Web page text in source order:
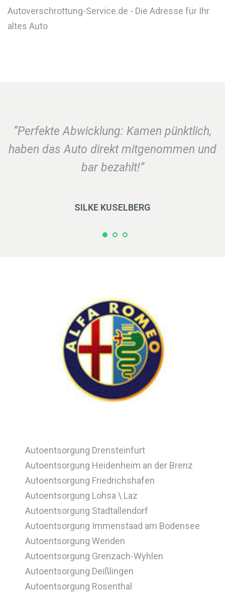
Autoverschrottung-Service.de - Die Adresse für Ihr
altes Auto
“Perfekte Abwicklung: Kamen pünktlich,
haben das Auto direkt mitgenommen und
bar bezahlt!”
SILKE KUSELBERG
Autoentsorgung Drensteinfurt
Autoentsorgung Heidenheim an der Brenz
Autoentsorgung Friedrichshafen
Autoentsorgung Lohsa \ Laz
Autoentsorgung Stadtallendorf
Autoentsorgung Immenstaad am Bodensee
Autoentsorgung Wenden
Autoentsorgung Grenzach-Wyhlen
Autoentsorgung Deißlingen
Autoentsorgung Rosenthal